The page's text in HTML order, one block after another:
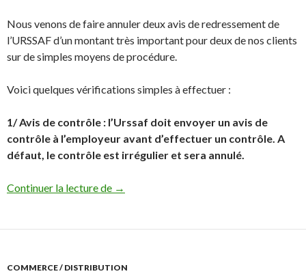
Nous venons de faire annuler deux avis de redressement de
l’URSSAF d’un montant très important pour deux de nos clients
sur de simples moyens de procédure.
Voici quelques vérifications simples à effectuer :
1/ Avis de contrôle : l’Urssaf doit envoyer un avis de
contrôle à l’employeur avant d’effectuer un contrôle. A
défaut, le contrôle est irrégulier et sera annulé.
Continuer la lecture de Redlink vient de faire annuler deux
→
COMMERCE / DISTRIBUTION